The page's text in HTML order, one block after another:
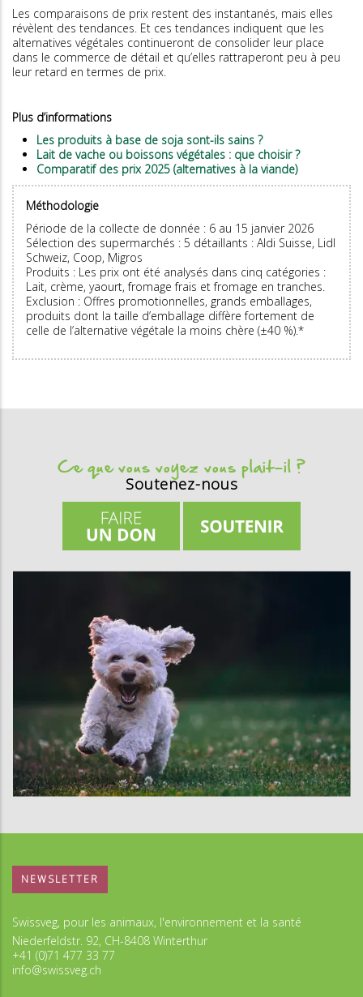
Les comparaisons de prix restent des instantanés, mais elles
révèlent des tendances. Et ces tendances indiquent que les
alternatives végétales continueront de consolider leur place
dans le commerce de détail et qu’elles rattraperont peu à peu
leur retard en termes de prix.
Plus d’informations
Les produits à base de soja sont-ils sains ?
Lait de vache ou boissons végétales : que choisir ?
Comparatif des prix 2025 (alternatives à la viande)
Méthodologie
Période de la collecte de donnée : 6 au 15 janvier 2026
Sélection des supermarchés : 5 détaillants : Aldi Suisse, Lidl
Schweiz, Coop, Migros
Produits : Les prix ont été analysés dans cinq catégories :
Lait, crème, yaourt, fromage frais et fromage en tranches.
Exclusion : Offres promotionnelles, grands emballages,
produits dont la taille d’emballage diffère fortement de
celle de l’alternative végétale la moins chère (±40 %).*
Ce que vous voyez vous plait-il ?
Soutenez-nous
NEWSLETTER
Swissveg, pour les animaux, l'environnement et la santé
Niederfeldstr. 92, CH-8408 Winterthur
+41 (0)71 477 33 77
info@swissveg.ch